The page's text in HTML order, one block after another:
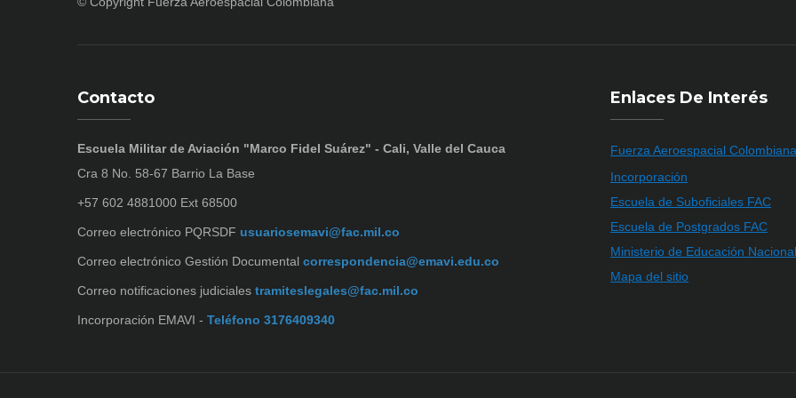
Contacto
Escuela Militar de Aviación "Marco Fidel Suárez" - Cali, Valle del Cauca
Cra 8 No. 58-67 Barrio La Base
+57 602 4881000 Ext 68500
Correo electrónico PQRSDF usuariosemavi@fac.mil.co
Correo electrónico Gestión Documental correspondencia@emavi.edu.co
Correo notificaciones judiciales tramiteslegales@fac.mil.co
Incorporación EMAVI - Teléfono 3176409340
Enlaces De Interés
Fuerza Aeroespacial Colombiana
Incorporación
Escuela de Suboficiales FAC
Escuela de Postgrados FAC
Ministerio de Educación Nacional
Mapa del sitio